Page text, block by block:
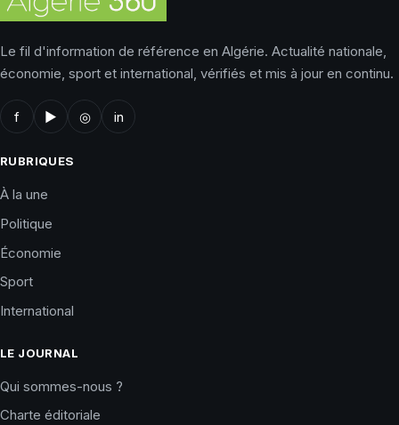
Le fil d'information de référence en Algérie. Actualité nationale,
économie, sport et international, vérifiés et mis à jour en continu.
f ▶ ◎ in
RUBRIQUES
À la une
Politique
Économie
Sport
International
LE JOURNAL
Qui sommes-nous ?
Charte éditoriale